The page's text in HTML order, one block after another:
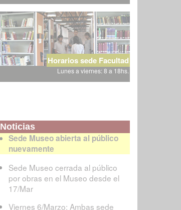
Horarios sede Facultad
Lunes a viernes: 8 a 18hs.
Noticias
Sede Museo abierta al público
nuevamente
Sede Museo cerrada al público
por obras en el Museo desde el
17/Mar
Viernes 6/Marzo: Ambas sede